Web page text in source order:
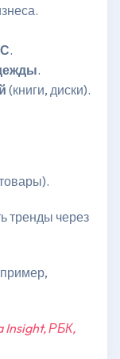
.
.
(книги, диски).
тренды через
РБК,